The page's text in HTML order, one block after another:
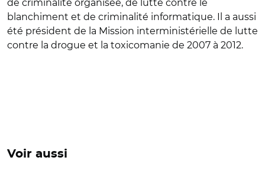
de criminalité organisée, de lutte contre le
blanchiment et de criminalité informatique. Il a aussi
été président de la Mission interministérielle de lutte
contre la drogue et la toxicomanie de 2007 à 2012.
Voir aussi